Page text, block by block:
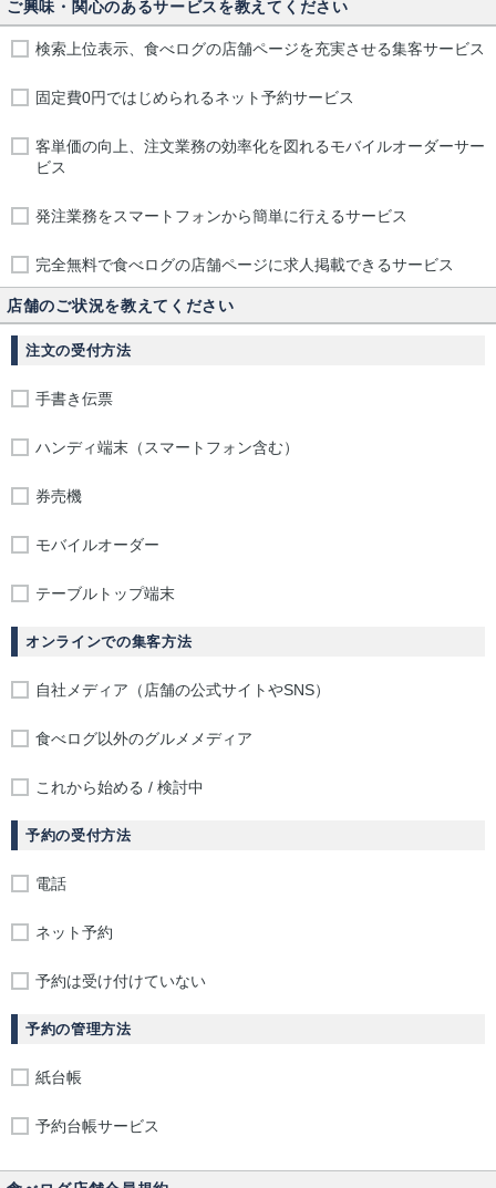
ご興味・関心のあるサービスを教えてください
検索上位表示、食べログの店舗ページを充実させる集客サービス
固定費0円ではじめられるネット予約サービス
客単価の向上、注文業務の効率化を図れるモバイルオーダーサー
ビス
発注業務をスマートフォンから簡単に行えるサービス
完全無料で食べログの店舗ページに求人掲載できるサービス
店舗のご状況を教えてください
注文の受付方法
手書き伝票
ハンディ端末（スマートフォン含む）
券売機
モバイルオーダー
テーブルトップ端末
オンラインでの集客方法
自社メディア（店舗の公式サイトやSNS）
食べログ以外のグルメメディア
これから始める / 検討中
予約の受付方法
電話
ネット予約
予約は受け付けていない
予約の管理方法
紙台帳
予約台帳サービス